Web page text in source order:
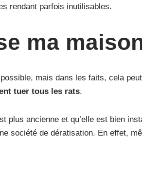
rendant parfois inutilisables.
ma
mais dans les faits, cela
tuer tous les rats.
plus ancienne et qu’elle est bien
société de dératisation. En effet,